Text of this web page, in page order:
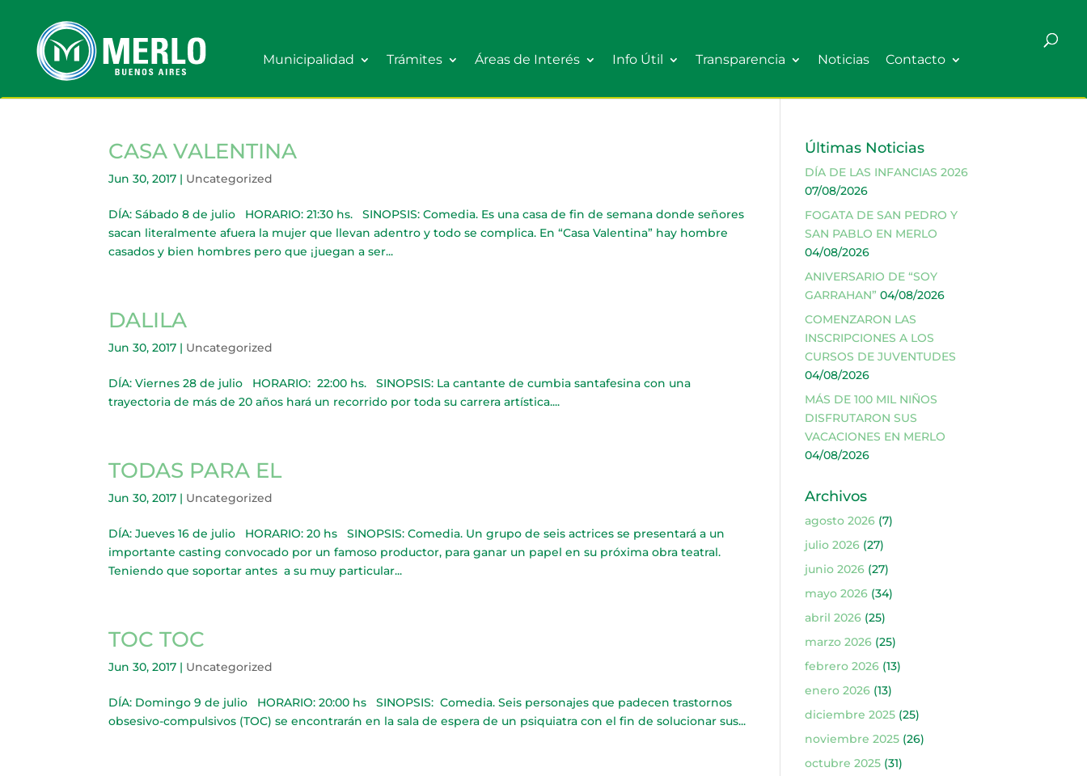
Municipalidad Trámites Áreas de Interés Info Útil Transparencia Noticias Contacto
CASA VALENTINA
Jun 30, 2017 | Uncategorized
DÍA: Sábado 8 de julio HORARIO: 21:30 hs. SINOPSIS: Comedia. Es una casa de fin de semana donde señores
sacan literalmente afuera la mujer que llevan adentro y todo se complica. En “Casa Valentina” hay hombre
casados y bien hombres pero que ¡juegan a ser...
DALILA
Jun 30, 2017 | Uncategorized
DÍA: Viernes 28 de julio HORARIO: 22:00 hs. SINOPSIS: La cantante de cumbia santafesina con una
trayectoria de más de 20 años hará un recorrido por toda su carrera artística....
TODAS PARA EL
Jun 30, 2017 | Uncategorized
DÍA: Jueves 16 de julio HORARIO: 20 hs SINOPSIS: Comedia. Un grupo de seis actrices se presentará a un
importante casting convocado por un famoso productor, para ganar un papel en su próxima obra teatral.
Teniendo que soportar antes a su muy particular...
TOC TOC
Jun 30, 2017 | Uncategorized
DÍA: Domingo 9 de julio HORARIO: 20:00 hs SINOPSIS: Comedia. Seis personajes que padecen trastornos
obsesivo-compulsivos (TOC) se encontrarán en la sala de espera de un psiquiatra con el fin de solucionar sus...
Últimas Noticias
DÍA DE LAS INFANCIAS 2026
07/08/2026
FOGATA DE SAN PEDRO Y
SAN PABLO EN MERLO
04/08/2026
ANIVERSARIO DE “SOY
GARRAHAN” 04/08/2026
COMENZARON LAS
INSCRIPCIONES A LOS
CURSOS DE JUVENTUDES
04/08/2026
MÁS DE 100 MIL NIÑOS
DISFRUTARON SUS
VACACIONES EN MERLO
04/08/2026
Archivos
agosto 2026(7)
julio 2026(27)
junio 2026(27)
mayo 2026(34)
abril 2026(25)
marzo 2026(25)
febrero 2026(13)
enero 2026(13)
diciembre 2025(25)
noviembre 2025(26)
octubre 2025(31)